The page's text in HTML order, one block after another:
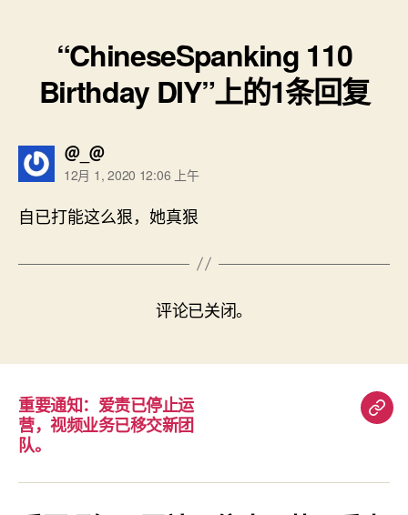
“ChineseSpanking 110
Birthday DIY”上的1条回复
＠_＠说：
12月 1, 2020 12:06 上午
自已打能这么狠，她真狠
评论已关闭。
重要通知：爱责已停止运
营，视频业务已移交新团
队。
重
知：